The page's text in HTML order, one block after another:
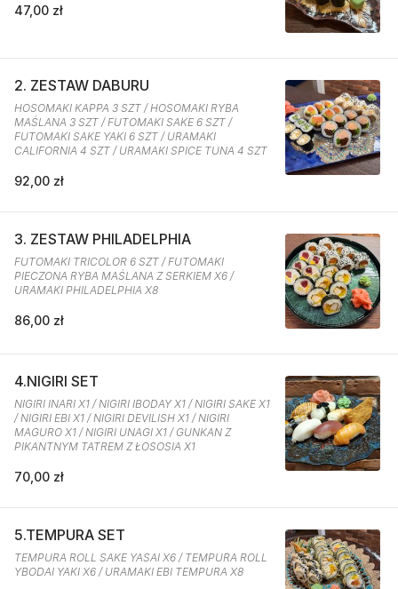
47,00 zł
2. ZESTAW DABURU
HOSOMAKI KAPPA 3 SZT / HOSOMAKI RYBA
MAŚLANA 3 SZT / FUTOMAKI SAKE 6 SZT /
FUTOMAKI SAKE YAKI 6 SZT / URAMAKI
CALIFORNIA 4 SZT / URAMAKI SPICE TUNA 4 SZT
92,00 zł
3. ZESTAW PHILADELPHIA
FUTOMAKI TRICOLOR 6 SZT / FUTOMAKI
PIECZONA RYBA MAŚLANA Z SERKIEM X6 /
URAMAKI PHILADELPHIA X8
86,00 zł
4.NIGIRI SET
NIGIRI INARI X1 / NIGIRI IBODAY X1 / NIGIRI SAKE X1
/ NIGIRI EBI X1 / NIGIRI DEVILISH X1 / NIGIRI
MAGURO X1 / NIGIRI UNAGI X1 / GUNKAN Z
PIKANTNYM TATREM Z ŁOSOSIA X1
70,00 zł
5.TEMPURA SET
TEMPURA ROLL SAKE YASAI X6 / TEMPURA ROLL
YBODAI YAKI X6 / URAMAKI EBI TEMPURA X8